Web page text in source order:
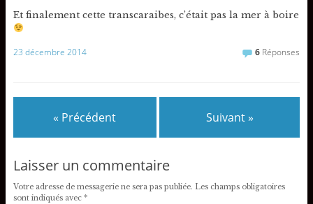
Et finalement cette transcaraibes, c’était pas la mer à boire
23 décembre 2014 6 Réponses
« Précédent Suivant »
Laisser un commentaire
Votre adresse de messagerie ne sera pas publiée. Les champs obligatoires
sont indiqués avec *